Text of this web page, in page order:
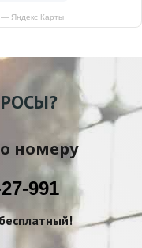
— Яндекс Карты
номеру
991